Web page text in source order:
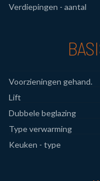
Verdiepingen - aantal
Voorzieningen gehand.
Lift
Dubbele beglazing
Type verwarming
Keuken - type